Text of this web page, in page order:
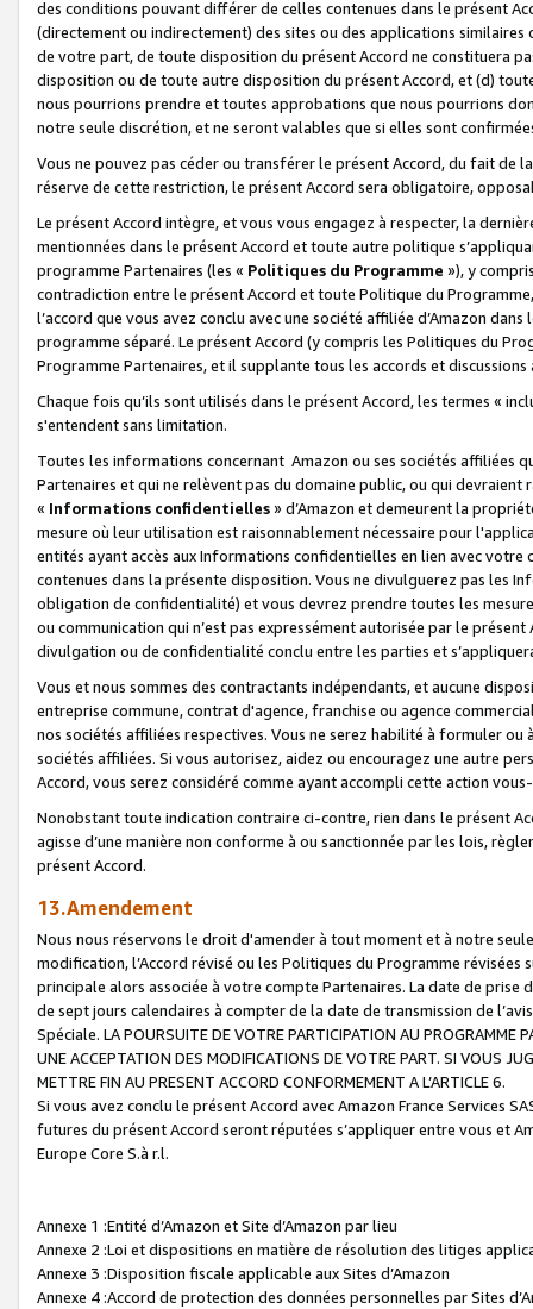
des conditions pouvant différer de celles contenues dans le présent
(directement ou indirectement) des sites ou des applications
de votre part, de toute disposition du présent Accord ne constituera
disposition ou de toute autre disposition du présent Accord, et (d)
nous pourrions prendre et toutes approbations que nous pourrions
notre seule discrétion, et ne seront valables que si elles sont
Vous ne pouvez pas céder ou transférer le présent Accord, du fait de
réserve de cette restriction, le présent Accord sera obligatoire,
Le présent Accord intègre, et vous vous engagez à respecter, la
mentionnées dans le présent Accord et toute autre politique
programme Partenaires (les « Politiques du Programme »), y
contradiction entre le présent Accord et toute Politique du
l’accord que vous avez conclu avec une société affiliée d’Amazon
programme séparé. Le présent Accord (y compris les Politiques du
Programme Partenaires, et il supplante tous les accords et discussions
Chaque fois qu’ils sont utilisés dans le présent Accord, les termes «
s'entendent sans limitation.
Toutes les informations concernant Amazon ou ses sociétés affiliées
Partenaires et qui ne relèvent pas du domaine public, ou qui
« Informations confidentielles» d’Amazon et demeurent la
mesure où leur utilisation est raisonnablement nécessaire pour
entités ayant accès aux Informations confidentielles en lien avec
contenues dans la présente disposition. Vous ne divulguerez pas les
obligation de confidentialité) et vous devrez prendre toutes les
ou communication qui n’est pas expressément autorisée par le
divulgation ou de confidentialité conclu entre les parties et
Vous et nous sommes des contractants indépendants, et aucune
entreprise commune, contrat d'agence, franchise ou agence
nos sociétés affiliées respectives. Vous ne serez habilité à formuler
sociétés affiliées. Si vous autorisez, aidez ou encouragez une autre
Accord, vous serez considéré comme ayant accompli cette action
Nonobstant toute indication contraire ci-contre, rien dans le présent
agisse d’une manière non conforme à ou sanctionnée par les lois,
présent Accord.
13.Amendement
Nous nous réservons le droit d'amender à tout moment et à notre
modification, l’Accord révisé ou les Politiques du Programme
principale alors associée à votre compte Partenaires. La date de
de sept jours calendaires à compter de la date de transmission de
Spéciale. LA POURSUITE DE VOTRE PARTICIPATION AU PROGRAMME
UNE ACCEPTATION DES MODIFICATIONS DE VOTRE PART. SI VOUS
METTRE FIN AU PRESENT ACCORD CONFORMEMENT A L’ARTICLE 6.
Si vous avez conclu le présent Accord avec Amazon France Services
futures du présent Accord seront réputées s’appliquer entre vous et
Europe Core S.à r.l.
Annexe 1 :Entité d’Amazon et Site d’Amazon par lieu
Annexe 2 :Loi et dispositions en matière de résolution des litiges
Annexe 3 :Disposition fiscale applicable aux Sites d’Amazon
Annexe 4 :Accord de protection des données personnelles par Sites